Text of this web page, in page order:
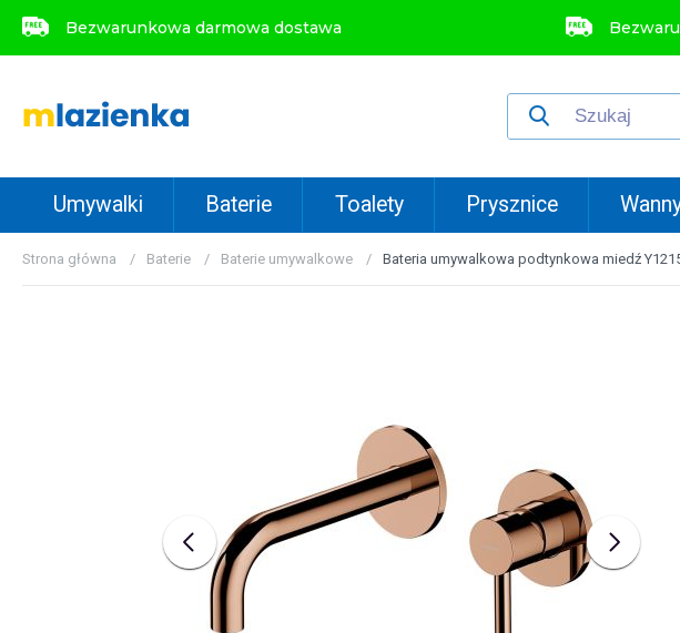
Bezwarunkowa darmowa dostawa
Umywalki Baterie Toalety Prysznice
Strona główna Baterie Baterie umywalkowe Bateria umywalkowa podtynkowa miedź